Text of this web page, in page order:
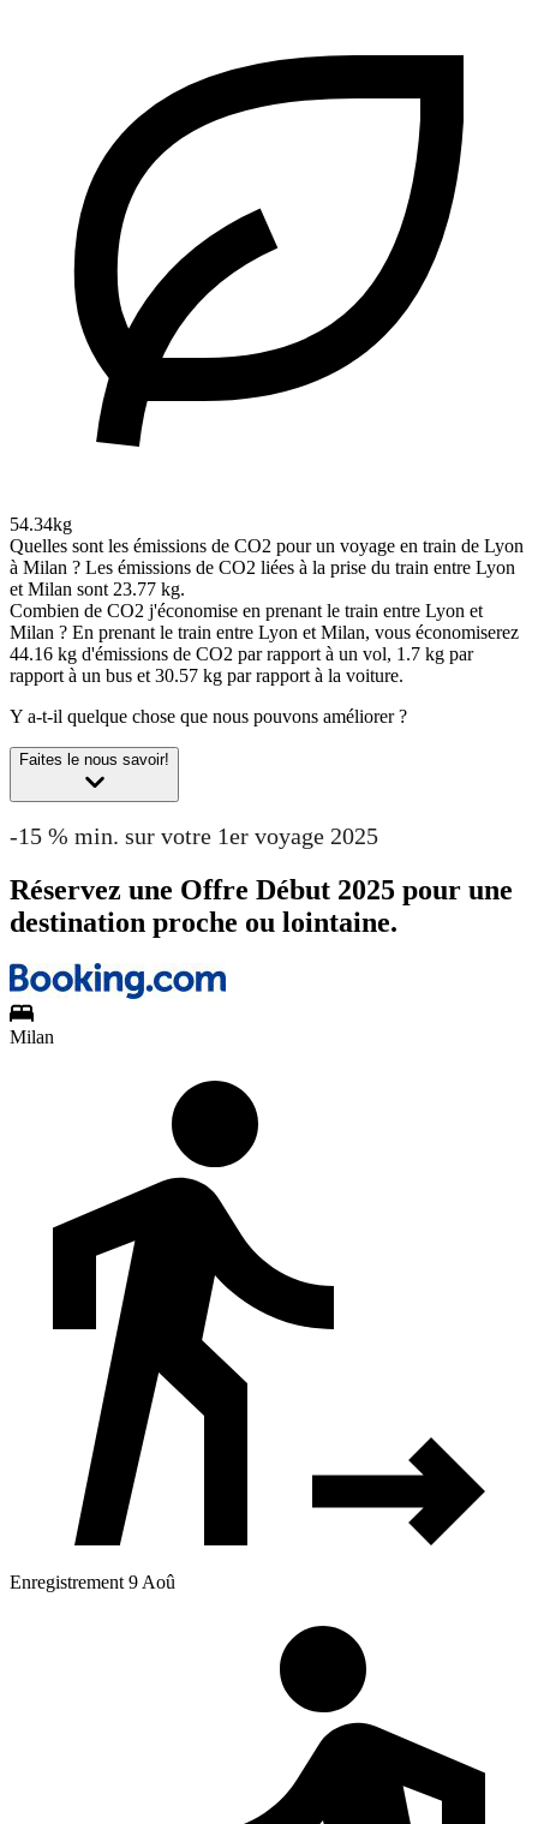
54.34kg
Quelles sont les émissions de CO2 pour un voyage en train de Lyon
à Milan ? Les émissions de CO2 liées à la prise du train entre Lyon
et Milan sont 23.77 kg.
Combien de CO2 j'économise en prenant le train entre Lyon et
Milan ? En prenant le train entre Lyon et Milan, vous économiserez
44.16 kg d'émissions de CO2 par rapport à un vol, 1.7 kg par
rapport à un bus et 30.57 kg par rapport à la voiture.
Y a-t-il quelque chose que nous pouvons améliorer ?
Faites le nous savoir!
-15 % min. sur votre 1er voyage 2025
Réservez une Offre Début 2025 pour une
destination proche ou lointaine.
Milan
Enregistrement 9 Aoû